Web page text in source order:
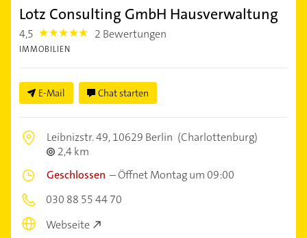
Lotz Consulting GmbH Hausverwaltung
4,5 4.5 2 Bewertungen
IMMOBILIEN
E-Mail Chat starten
Leibnizstr. 49,10629 Berlin (Charlottenburg)
2,4 km
Geschlossen –Öffnet Montag um 09:00
030 88 55 44 70
Webseite